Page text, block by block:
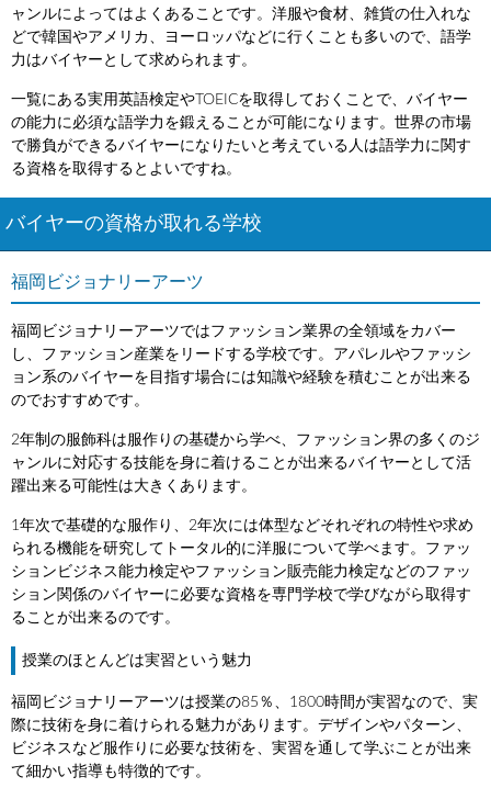
ャンルによってはよくあることです。洋服や食材、雑貨の仕入れな
どで韓国やアメリカ、ヨーロッパなどに行くことも多いので、語学
力はバイヤーとして求められます。
一覧にある実用英語検定やTOEICを取得しておくことで、バイヤー
の能力に必須な語学力を鍛えることが可能になります。世界の市場
で勝負ができるバイヤーになりたいと考えている人は語学力に関す
る資格を取得するとよいですね。
バイヤーの資格が取れる学校
福岡ビジョナリーアーツ
福岡ビジョナリーアーツではファッション業界の全領域をカバー
し、ファッション産業をリードする学校です。アパレルやファッシ
ョン系のバイヤーを目指す場合には知識や経験を積むことが出来る
のでおすすめです。
2年制の服飾科は服作りの基礎から学べ、ファッション界の多くのジ
ャンルに対応する技能を身に着けることが出来るバイヤーとして活
躍出来る可能性は大きくあります。
1年次で基礎的な服作り、2年次には体型などそれぞれの特性や求め
られる機能を研究してトータル的に洋服について学べます。ファッ
ションビジネス能力検定やファッション販売能力検定などのファッ
ション関係のバイヤーに必要な資格を専門学校で学びながら取得す
ることが出来るのです。
授業のほとんどは実習という魅力
福岡ビジョナリーアーツは授業の85％、1800時間が実習なので、実
際に技術を身に着けられる魅力があります。デザインやパターン、
ビジネスなど服作りに必要な技術を、実習を通して学ぶことが出来
て細かい指導も特徴的です。